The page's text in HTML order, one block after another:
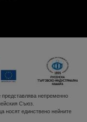
непременно
Съюз.
носят единствено нейните